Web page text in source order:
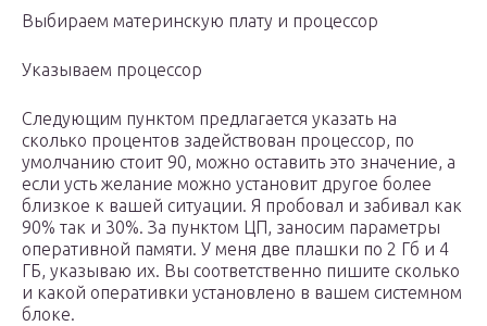
Выбираем материнскую плату и процессор
Указываем процессор
Следующим пунктом предлагается указать на
сколько процентов задействован процессор, по
умолчанию стоит 90, можно оставить это значение, а
если усть желание можно установит другое более
близкое к вашей ситуации. Я пробовал и забивал как
90% так и 30%. За пунктом ЦП, заносим параметры
оперативной памяти. У меня две плашки по 2 Гб и 4
ГБ, указываю их. Вы соответственно пишите сколько
и какой оперативки установлено в вашем системном
блоке.